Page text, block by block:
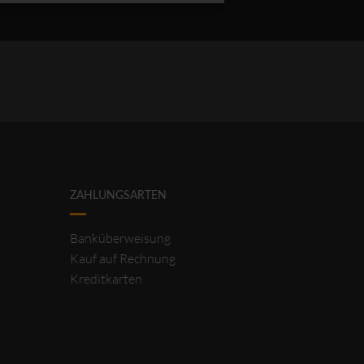
ZAHLUNGSARTEN
Banküberweisung
Kauf auf Rechnung
Kreditkarten